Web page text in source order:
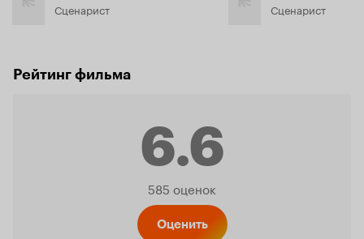
Сценарист Сценарист
Рейтинг фильма
6.6
Рейтинг
585 оценок
Оценить